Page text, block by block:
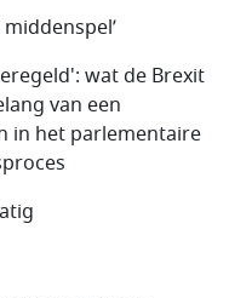
wat de Brexit
van een
in het parlementaire